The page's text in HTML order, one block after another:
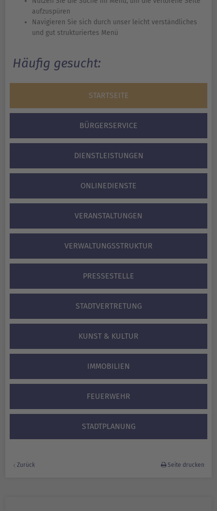
aufzuspüren
Navigieren Sie sich durch unser leicht verständliches
und gut strukturiertes Menü
Häufig gesucht:
STARTSEITE
BÜRGERSERVICE
DIENSTLEISTUNGEN
ONLINEDIENSTE
VERANSTALTUNGEN
VERWALTUNGS­STRUKTUR
PRESSESTELLE
STADTVERTRETUNG
KUNST & KULTUR
IMMOBILIEN
FEUERWEHR
STADTPLANUNG
Zurück Seite drucken